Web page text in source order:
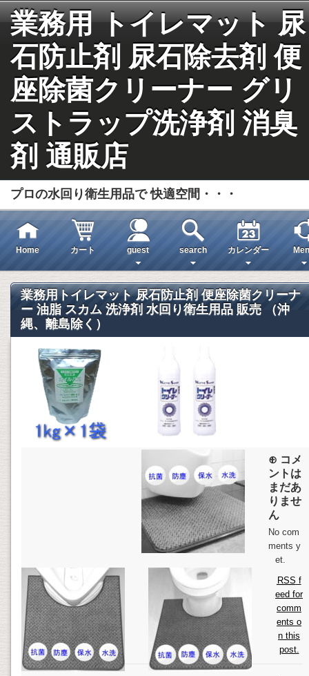
業務用 トイレマット 尿
石防止剤 尿石除去剤 便
座除菌クリーナー グリ
ストラップ洗浄剤 消臭
剤 通販店
プロの水回り衛生用品で 快適空間・・・
Home カート guest search カレンダー
業務用トイレマット 尿石防止剤 便座除菌クリーナ
ー 油脂 スカム 洗浄剤 水回り衛生用品 販売 （沖
縄、離島除く）
⊕ コメ
ントは
まだあ
りませ
ん
No com
ments y
et.
RSS f
eed for
comm
ents o
n this
post.